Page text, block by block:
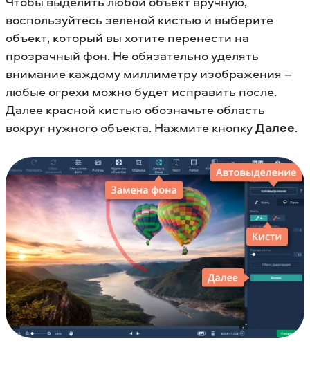
воспользуйтесь зеленой кистью и выберите
объект, который вы хотите перенести на
прозрачный фон. Не обязательно уделять
внимание каждому миллиметру изображения –
любые огрехи можно будет исправить после.
Далее красной кистью обозначьте область
вокруг нужного объекта. Нажмите кнопкуДалее.